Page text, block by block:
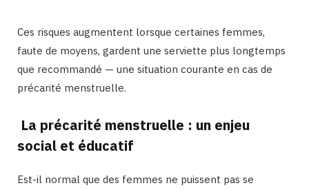
Ces risques augmentent lorsque certaines femmes,
faute de moyens, gardent une serviette plus longtemps
que recommandé — une situation courante en cas de
précarité menstruelle.
La précarité menstruelle : un enjeu
social et éducatif
Est-il normal que des femmes ne puissent pas se